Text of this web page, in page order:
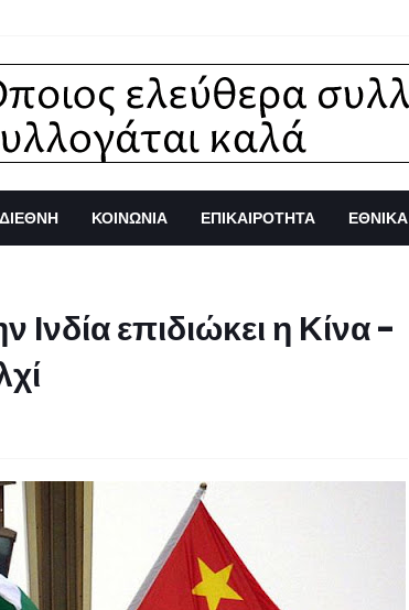
ΔΙΕΘΝΗ ΚΟΙΝΩΝΙΑ ΕΠΙΚΑΙΡΟΤΗΤΑ ΕΘΝΙΚΑ
Ινδία επιδιώκει η Κίνα -